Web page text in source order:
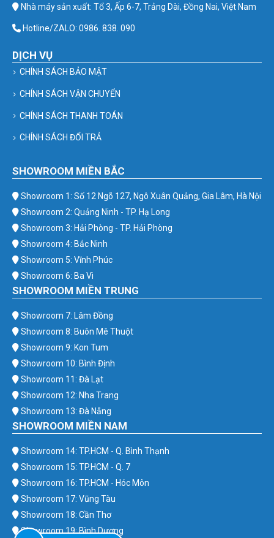
Nhà máy sản xuất: Tổ 3, Ấp 6-7, Trảng Dài, Đồng Nai, Việt Nam
Hotline/ZALO: 0986. 838. 090
DỊCH VỤ
CHÍNH SÁCH BẢO MẬT
CHÍNH SÁCH VẬN CHUYỂN
CHÍNH SÁCH THANH TOÁN
CHÍNH SÁCH ĐỔI TRẢ
SHOWROOM MIỀN BẮC
Showroom 1: Số 12 Ngõ 127, Ngô Xuân Quảng, Gia Lâm, Hà Nội
Showroom 2: Quảng Ninh - TP. Hạ Long
Showroom 3: Hải Phòng - TP. Hải Phòng
Showroom 4: Bắc Ninh
Showroom 5: Vĩnh Phúc
Showroom 6: Ba Vì
SHOWROOM MIỀN TRUNG
Showroom 7: Lâm Đồng
Showroom 8: Buôn Mê Thuột
Showroom 9: Kon Tum
Showroom 10: Bình Định
Showroom 11: Đà Lạt
Showroom 12: Nha Trang
Showroom 13: Đà Nẵng
SHOWROOM MIỀN NAM
Showroom 14: TP.HCM - Q. Bình Thạnh
Showroom 15: TP.HCM - Q. 7
Showroom 16: TP.HCM - Hóc Môn
Showroom 17: Vũng Tàu
Showroom 18: Cần Thơ
Showroom 19: Bình Dương